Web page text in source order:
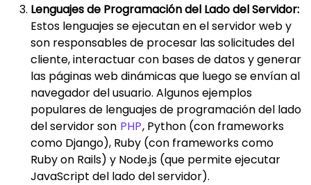
Lenguajes de Programación del Lado del Servidor:
Estos lenguajes se ejecutan en el servidor web y
son responsables de procesar las solicitudes del
cliente, interactuar con bases de datos y generar
las páginas web dinámicas que luego se envían al
navegador del usuario. Algunos ejemplos
populares de lenguajes de programación del lado
del servidor son PHP, Python (con frameworks
como Django), Ruby (con frameworks como
Ruby on Rails) y Node.js (que permite ejecutar
JavaScript del lado del servidor).